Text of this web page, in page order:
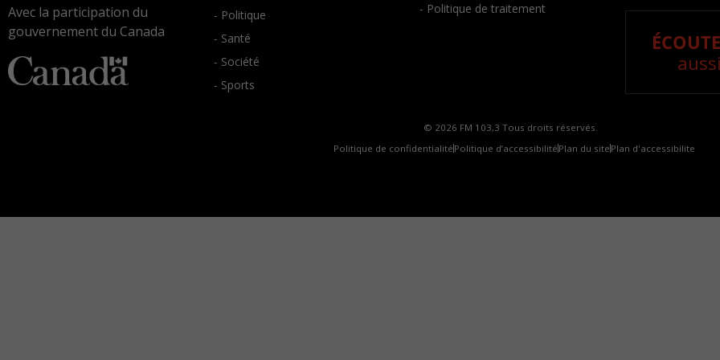
Avec la participation du
gouvernement du Canada
- Politique
- Santé
- Société
- Sports
- Politique de traitement
© 2026 FM 103,3 Tous droits réservés.
Politique de confidentialité Politique d’accessibilité Plan du site Plan d'accessibilite